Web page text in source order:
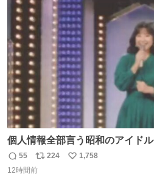
ト
数
数
個人情報全部言う昭和のアイドル
返
信
55
リ
ポ
224
い
1,758
12時間前